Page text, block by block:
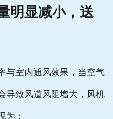
明显减小，送
与室内通风效果，当空气
导致风道风阻增大，风机
为：